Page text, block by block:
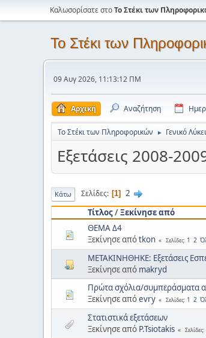
Καλωσορίσατε στοΤο Στέκι των
Το Στέκι των
09 Αυγ 2026, 11:13:12 ΠΜ
Αρχική Αναζήτηση
Το Στέκι των Πληροφορικών ► Γενικό
Εξετάσεις 2008-
Κάτω Σελίδες 1
2
Τίτλος/Ξεκίνησε από
ΘΕΜΑ Δ4
Ξεκίνησε απόtkon Σελίδες 1 2
ΜΕΤΑΚΙΝΗΘΗΚΕ: Εξετάσεις
Ξεκίνησε από makryd
Πρώτα σχόλια/συμπεράσματα
Ξεκίνησε απόevry Σελίδες 1 2
Στατιστικά εξετάσεων
Ξεκίνησε από P.Tsiotakis Σελίδες